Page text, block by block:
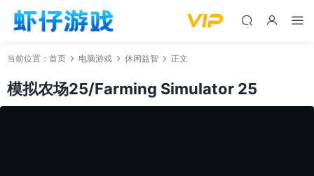
当前位置： 首页 电脑游戏 休闲益智 正文
模拟农场25/Farming Simulator 25